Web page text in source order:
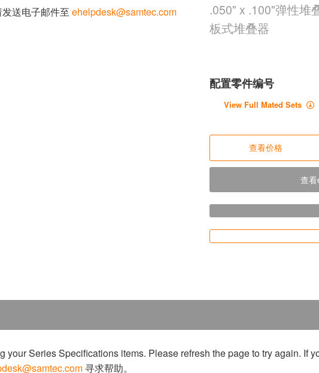
送电子邮件至 ehelpdesk@samtec.com
.050" x .100"弹性堆
板式堆叠器
配置零件编号
View Full Mated Sets
查看价格
查
your Series Specifications items. Please refresh the page to try again. If
寻求帮助。